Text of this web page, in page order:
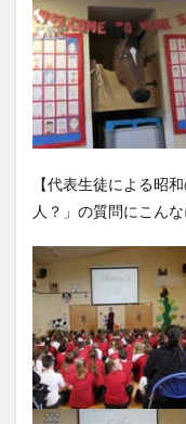
【代表生徒による昭
人？」の質問にこん